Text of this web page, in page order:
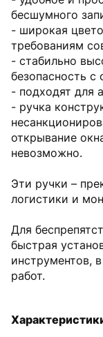
бесшумного
- широкая
требованиям
- стабильно
безопасность
- подходят для
- ручка
открывание
невозможно.
Эти ручки –
логистики и
Для
быстрая
инструментов,
работ.